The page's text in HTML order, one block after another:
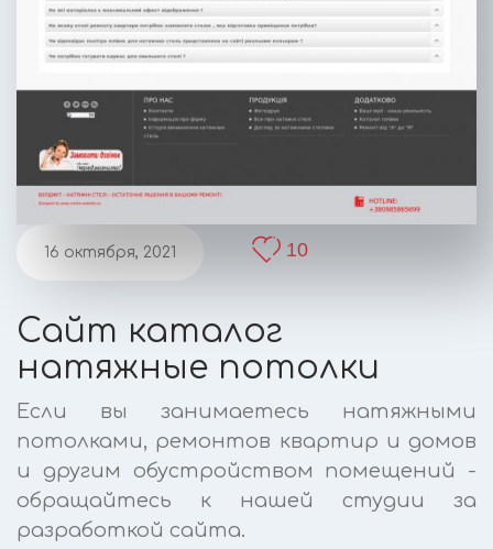
16 октября, 2021 10
Сайт каталог
натяжные потолки
Если вы занимаетесь натяжными
потолками, ремонтов квартир и домов
и другим обустройством помещений -
обращайтесь к нашей студии за
разработкой сайта.